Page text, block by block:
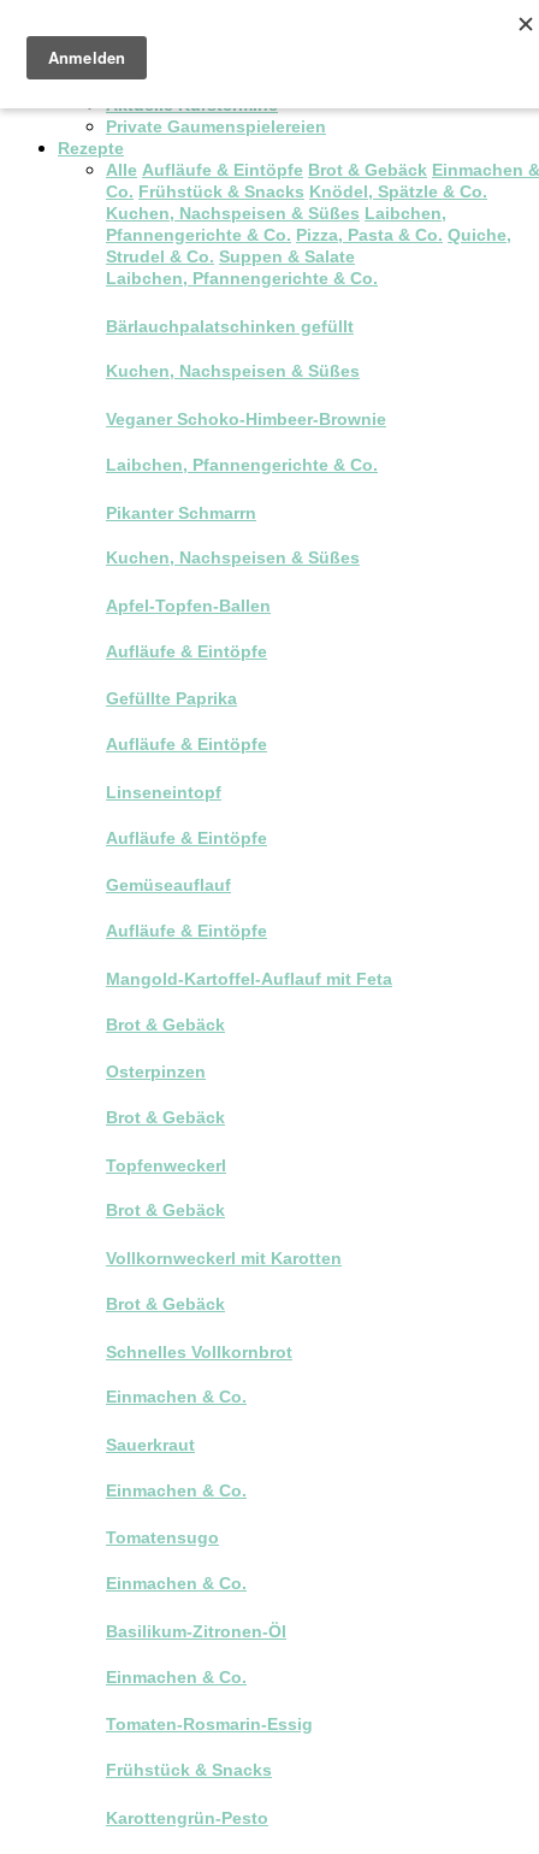
Pop-up Brunch
Kochkurse & Workshops
Aktuelle Kurstermine
Private Gaumenspielereien
Rezepte
Alle Aufläufe & Eintöpfe Brot & Gebäck Einmachen &
Co. Frühstück & Snacks Knödel, Spätzle & Co.
Kuchen, Nachspeisen & Süßes Laibchen,
Pfannengerichte & Co. Pizza, Pasta & Co. Quiche,
Strudel & Co. Suppen & Salate
Laibchen, Pfannengerichte & Co.
Bärlauchpalatschinken gefüllt
Kuchen, Nachspeisen & Süßes
Veganer Schoko-Himbeer-Brownie
Laibchen, Pfannengerichte & Co.
Pikanter Schmarrn
Kuchen, Nachspeisen & Süßes
Apfel-Topfen-Ballen
Aufläufe & Eintöpfe
Gefüllte Paprika
Aufläufe & Eintöpfe
Linseneintopf
Aufläufe & Eintöpfe
Gemüseauflauf
Aufläufe & Eintöpfe
Mangold-Kartoffel-Auflauf mit Feta
Brot & Gebäck
Osterpinzen
Brot & Gebäck
Topfenweckerl
Brot & Gebäck
Vollkornweckerl mit Karotten
Brot & Gebäck
Schnelles Vollkornbrot
Einmachen & Co.
Sauerkraut
Einmachen & Co.
Tomatensugo
Einmachen & Co.
Basilikum-Zitronen-Öl
Einmachen & Co.
Tomaten-Rosmarin-Essig
Frühstück & Snacks
Karottengrün-Pesto